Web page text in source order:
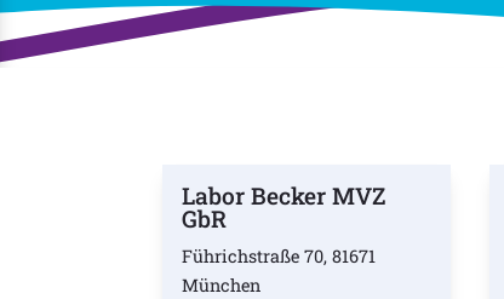
Labor Becker MVZ
GbR
Führichstraße 70, 81671
München